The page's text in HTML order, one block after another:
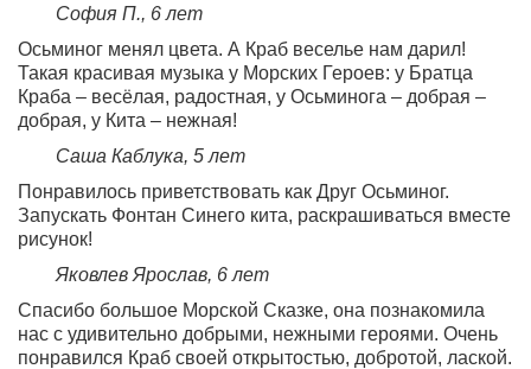
София П., 6 лет
Осьминог менял цвета. А Краб веселье нам дарил!
Такая красивая музыка у Морских Героев: у Братца
Краба – весёлая, радостная, у Осьминога – добрая –
добрая, у Кита – нежная!
Саша Каблука, 5 лет
Понравилось приветствовать как Друг Осьминог.
Запускать Фонтан Синего кита, раскрашиваться вместе
рисунок!
Яковлев Ярослав, 6 лет
Спасибо большое Морской Сказке, она познакомила
нас с удивительно добрыми, нежными героями. Очень
понравился Краб своей открытостью, добротой, лаской.